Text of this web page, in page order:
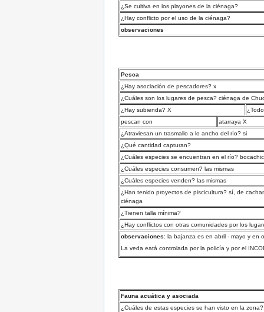
¿Se cultiva en los playones de la ciénaga?
¿Hay conflicto por el uso de la ciénaga?
observaciones
Pesca
¿Hay asociación de pescadores? x
¿Cuáles son los lugares de pesca? ciénaga de
¿Hay subienda? X
pescan con
atarraya X
¿Atraviesan un trasmallo a lo ancho del río? si
¿Qué cantidad capturan?
¿Cuáles especies se encuentran en el río?
¿Cuáles especies consumen? las mismas
¿Cuáles especies venden? las mismas
¿Han tenido proyectos de piscicultura? sí, de
ciénaga
¿Tienen talla mínima?
¿Hay conflictos con otras comunidades por los
observaciones: la bajanza es en abril - mayo y en
La veda eatá controlada por la policía y por el
Fauna acuática y asociada
¿Cuáles de estas especies se han visto en la zona?